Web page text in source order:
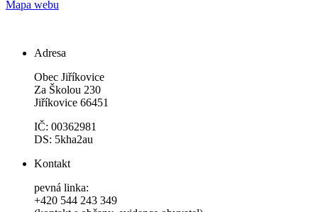
Mapa webu
Adresa
Obec Jiříkovice
Za Školou 230
Jiříkovice 66451
IČ: 00362981
DS: 5kha2au
Kontakt
pevná linka:
+420 544 243 349